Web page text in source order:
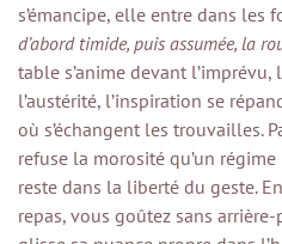
s’émancipe, elle entre dans les
d’abord timide, puis assumée, la
table s’anime devant
l’austérité, l’inspiration se
où s’échangent les trouvailles.
refuse la morosité qu’un
reste dans la liberté du geste.
repas, vous goûtez sans